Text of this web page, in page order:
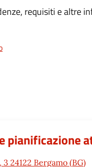
requisiti e altre
pianificazione
24122 Bergamo (BG)